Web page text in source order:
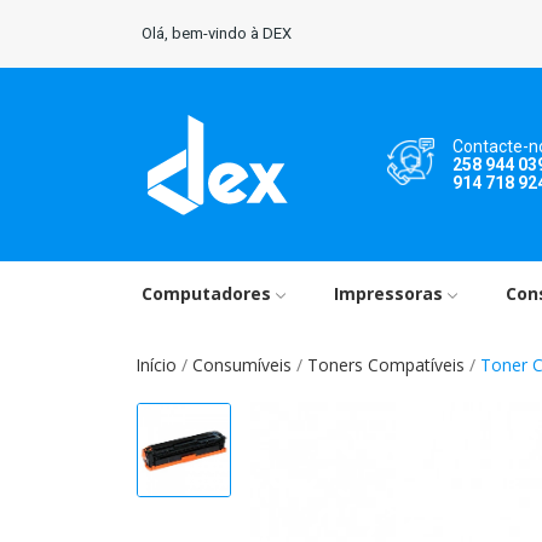
Olá, bem-vindo à DEX
Contacte-
258 944
914 718
Computadores Impressoras
Início Consumíveis Toners Compatíveis Toner